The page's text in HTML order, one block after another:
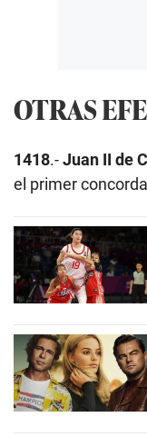
OTRAS
1418.-Juan II de
el primer